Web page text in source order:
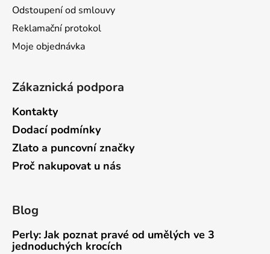
Odstoupení od smlouvy
Reklamační protokol
Moje objednávka
Zákaznická podpora
Kontakty
Dodací podmínky
Zlato a puncovní značky
Proč nakupovat u nás
Blog
Perly: Jak poznat pravé od umělých ve 3
jednoduchých krocích